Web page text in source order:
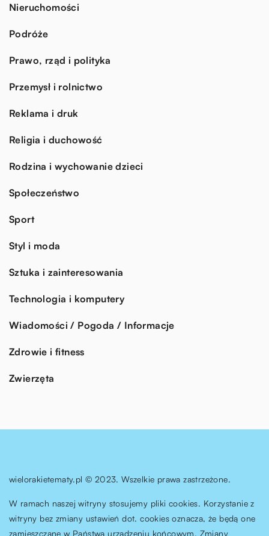
Nieruchomości
Podróże
Prawo, rząd i polityka
Przemysł i rolnictwo
Reklama i druk
Religia i duchowość
Rodzina i wychowanie dzieci
Społeczeństwo
Sport
Styl i moda
Sztuka i zainteresowania
Technologia i komputery
Wiadomości / Pogoda / Informacje
Zdrowie i fitness
Zwierzęta
wielorakietematy.pl © 2023. Wszelkie prawa zastrzeżone.
W ramach naszej witryny stosujemy pliki cookies. Korzystanie z
witryny bez zmiany ustawień dot. cookies oznacza, że będą one
zamieszczane w Państwa urządzeniu końcowym. Zmiany